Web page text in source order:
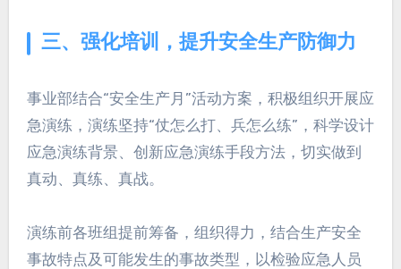
三、强化培训，提升安全生产防御力
事业部结合“安全生产月”活动方案，积极组织开展应
急演练，演练坚持“仗怎么打、兵怎么练”，科学设计
应急演练背景、创新应急演练手段方法，切实做到
真动、真练、真战。
演练前各班组提前筹备，组织得力，结合生产安全
事故特点及可能发生的事故类型，以检验应急人员